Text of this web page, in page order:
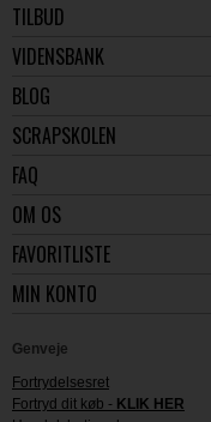
TILBUD
VIDENSBANK
BLOG
SCRAPSKOLEN
FAQ
OM OS
FAVORITLISTE
MIN KONTO
Genveje
Fortrydelsesret
Fortryd dit køb - KLIK HER